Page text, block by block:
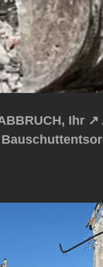
Ihr